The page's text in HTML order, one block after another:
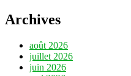
Archives
août 2026
juillet 2026
juin 2026